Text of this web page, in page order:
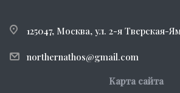
125047, Москва, ул. 2-я Тверская-
northernathos@gmail.com
Карта сайта